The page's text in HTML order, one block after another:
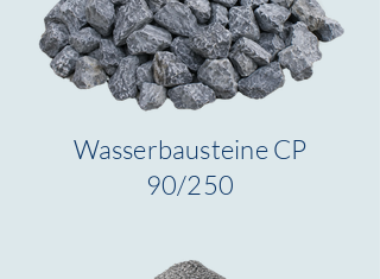
Wasserbausteine CP
90/250